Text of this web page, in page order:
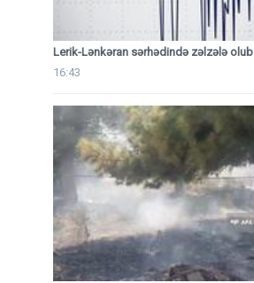
Lerik-Lənkəran sərhədində zəlzələ olub
16:43